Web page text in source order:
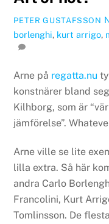
PETER GUSTAFSSON
borlenghi, kurt arrigo,
Arne på regatta.nu
konstnärer bland
Kilhborg, som är
jämförelse”.
Arne ville se lite
lilla extra. Så här
andra Carlo
Francolini, Kurt
Tomlinsson. De